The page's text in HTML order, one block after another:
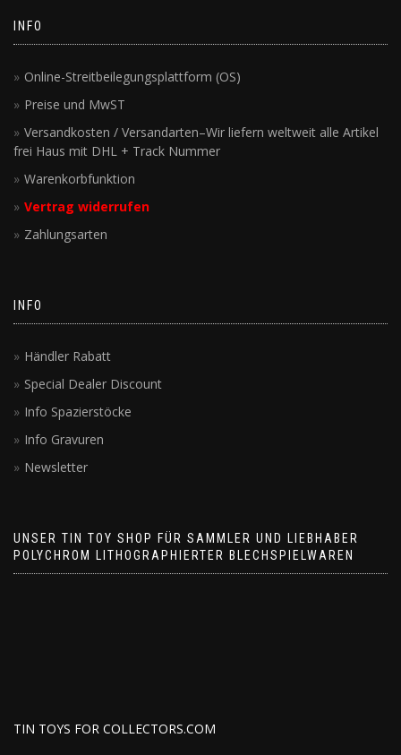
INFO
Online-Streitbeilegungsplattform (OS)
Preise und MwST
Versandkosten / Versandarten–Wir liefern weltweit alle Artikel
frei Haus mit DHL + Track Nummer
Warenkorbfunktion
Vertrag widerrufen
Zahlungsarten
INFO
Händler Rabatt
Special Dealer Discount
Info Spazierstöcke
Info Gravuren
Newsletter
UNSER TIN TOY SHOP FÜR SAMMLER UND LIEBHABER
POLYCHROM LITHOGRAPHIERTER BLECHSPIELWAREN
TIN TOYS FOR COLLECTORS.COM